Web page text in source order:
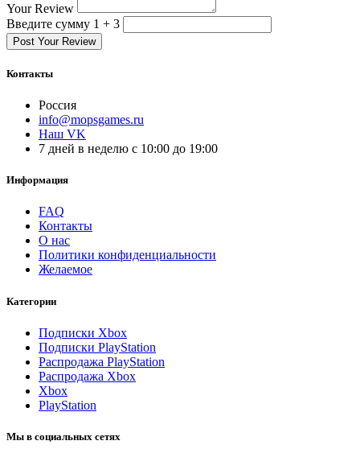
Your Review
Введите сумму 1 + 3
Post Your Review
Контакты
Россия
info@mopsgames.ru
Наш VK
7 дней в неделю с 10:00 до 19:00
Информация
FAQ
Контакты
О нас
Политики конфиденциальности
Желаемое
Категории
Подписки Xbox
Подписки PlayStation
Распродажа PlayStation
Распродажа Xbox
Xbox
PlayStation
Мы в социальных сетях